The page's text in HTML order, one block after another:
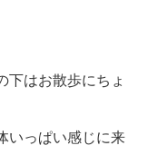
下はお散歩にちょ
いっぱい感じに来